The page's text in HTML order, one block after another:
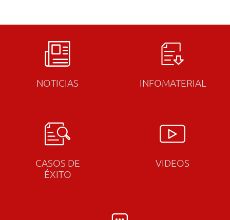
NOTICIAS INFOMATERIAL
CASOS DE
ÉXITO
VIDEOS